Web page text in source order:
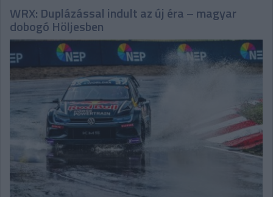
WRX: Duplázással indult az új éra – magyar
dobogó Höljesben